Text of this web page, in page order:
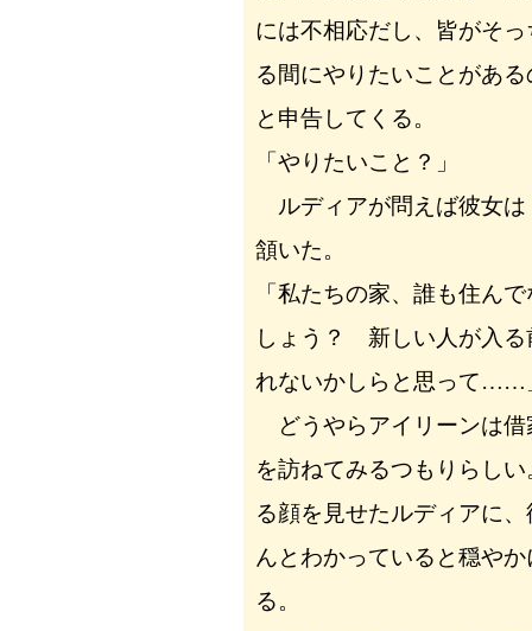
には不相応だし、皆がそ
る間にやりたいことがあ
と申告してくる。
「やりたいこと？」
ルディアが問えば彼女は
頷いた。
「私たちの家、誰も住ん
しょう？ 新しい人が入る
れないかしらと思って……
どうやらアイリーンは借
を訪ねてみるつもりらし
る顔を見せたルディアに
んとわかっていると穏や
る。